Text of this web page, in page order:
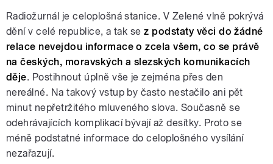
Radiožurnál je celoplošná stanice. V Zelené vlně pokrývá
dění v celé republice, a tak sez podstaty věci do žádné
relace nevejdou informace o zcela všem, co se právě
na českých, moravských a slezských komunikacích
děje. Postihnout úplně vše je zejména přes den
nereálné. Na takový vstup by často nestačilo ani pět
minut nepřetržitého mluveného slova. Současně se
odehrávajících komplikací bývají až desítky. Proto se
méně podstatné informace do celoplošného vysílání
nezařazují.